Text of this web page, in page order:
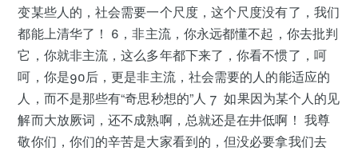
变某些人的，社会需要一个尺度，这个尺度没有了，我们
都能上清华了！ 6，非主流，你永远都懂不起，你去批判
它，你就非主流，这么多年都下来了，你看不惯了，呵
呵，你是90后，更是非主流，社会需要的人的能适应的
人，而不是那些有“奇思秒想的”人 7 如果因为某个人的见
解而大放厥词，还不成熟啊，总就还是在井低啊！ 我尊
敬你们，你们的辛苦是大家看到的，但没必要拿我们去